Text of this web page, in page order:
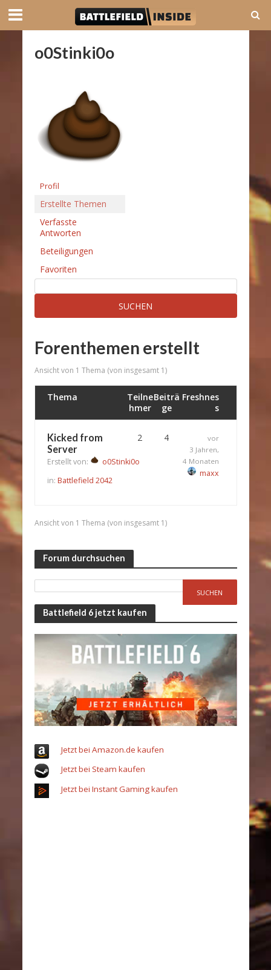
o0Stinki0o
Profil
Erstellte Themen
Verfasste
Antworten
Beteiligungen
Favoriten
Forenthemen erstellt
Ansicht von 1 Thema (von insgesamt 1)
Thema
Teilne
hmer
Beiträ
ge
Freshnes
s
Kicked from
Server
Erstellt von:
o0Stinki0o
in: Battlefield 2042
2 4
vor
3 Jahren,
4 Monaten
maxx
Ansicht von 1 Thema (von insgesamt 1)
Forum durchsuchen
Battlefield 6 jetzt kaufen
Jetzt bei Amazon.de kaufen
Jetzt bei Steam kaufen
Jetzt bei Instant Gaming kaufen